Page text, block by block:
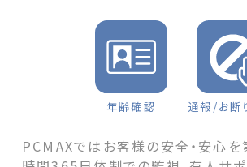
年齢確認 通報/お断
PCMAXではお客様の安全・安心を